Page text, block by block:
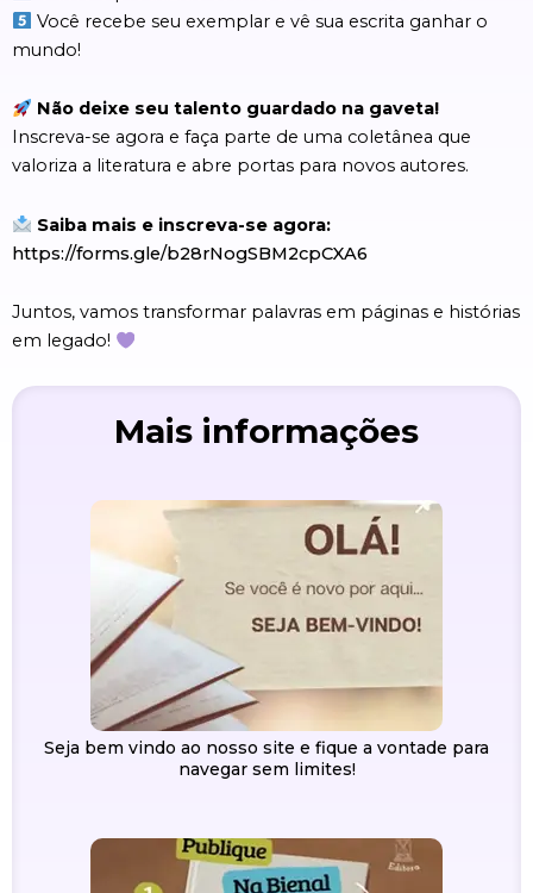
Você recebe seu exemplar e vê sua escrita ganhar o
mundo!
Não deixe seu talento guardado na gaveta!
Inscreva-se agora e faça parte de uma coletânea que
valoriza a literatura e abre portas para novos autores.
Saiba mais e inscreva-se agora:
https://forms.gle/b28rNogSBM2cpCXA6
Juntos, vamos transformar palavras em páginas e histórias
em legado!
Mais informações
Seja bem vindo ao nosso site e fique a vontade para
navegar sem limites!